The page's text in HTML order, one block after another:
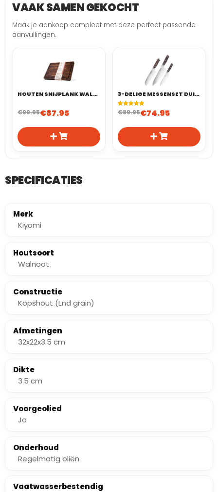
VAAK SAMEN GEKOCHT
Maak je aankoop compleet met deze perfect passende
aanvullingen.
HOUTEN SNIJPLANK WALNOOT 40X30 CM – END GRAIN (KOPSHOUT)
€99.95€87.95
3-DELIGE MESSENSET DUITS STAAL
Gewaardeerd
5.00 op 5
1
waardering
€89.95€74.95
SPECIFICATIES
Merk
Kiyomi
Houtsoort
Walnoot
Constructie
Kopshout (End grain)
Afmetingen
32x22x3.5 cm
Dikte
3.5 cm
Voorgeolied
Ja
Onderhoud
Regelmatig oliën
Vaatwasserbestendig